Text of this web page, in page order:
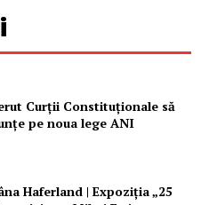
Curții Constituționale să
pe noua lege ANI
Haferland | Expoziţia „25